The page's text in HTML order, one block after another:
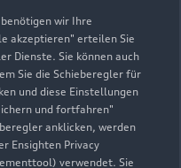
wir Ihre
akzeptieren" erteilen Sie
Dienste. Sie können auch
Sie die Schieberegler für
und diese Einstellungen
und fortfahren"
anklicken, werden
Ensighten Privacy
verwendet. Sie